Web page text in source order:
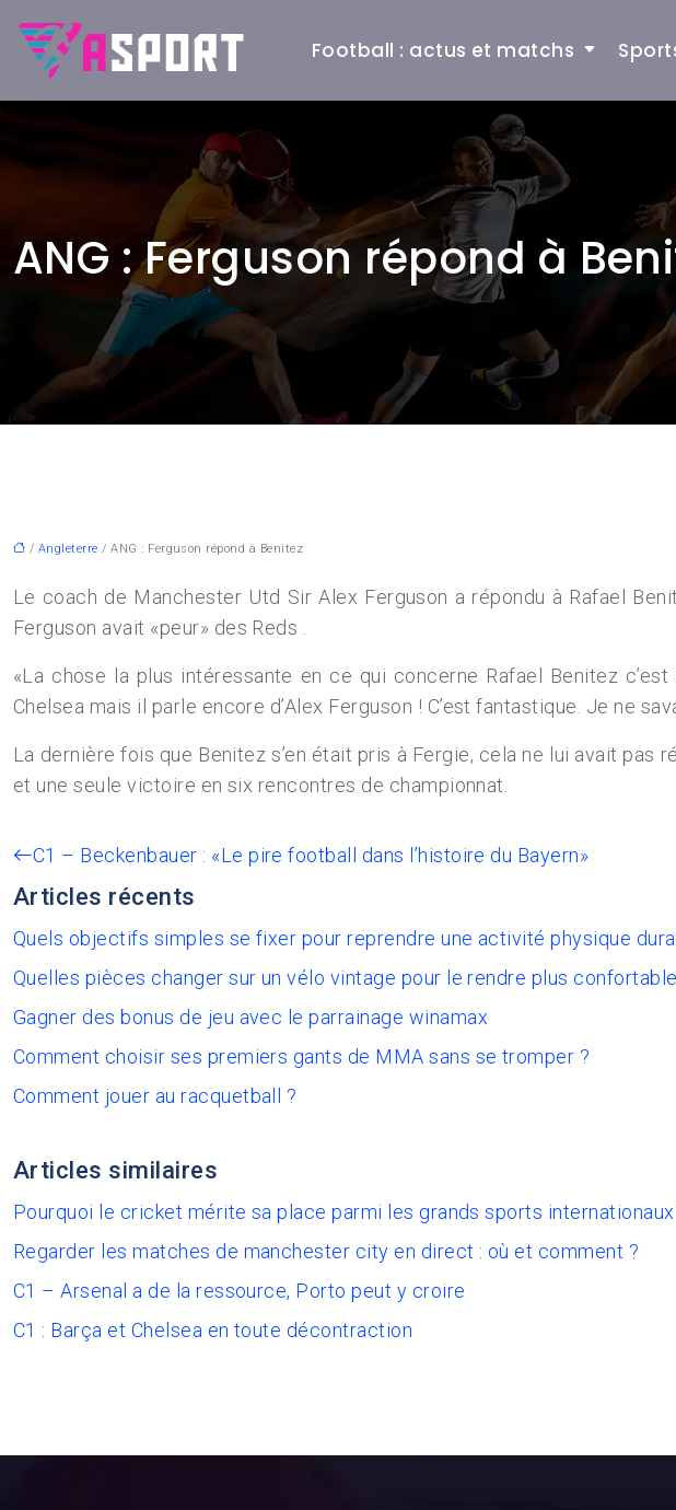
Football : actus et matchs
ANG : Ferguson répond à
/ Angleterre / ANG : Ferguson répond à Benitez
Le coach de Manchester Utd Sir Alex Ferguson a répondu à Rafael
Ferguson avait «peur» des Reds .
«La chose la plus intéressante en ce qui concerne Rafael Benitez
Chelsea mais il parle encore d’Alex Ferguson ! C’est fantastique. Je ne
La dernière fois que Benitez s’en était pris à Fergie, cela ne lui avait
et une seule victoire en six rencontres de championnat.
C1 – Beckenbauer : «Le pire football dans l’histoire du Bayern»
Articles récents
Quels objectifs simples se fixer pour reprendre une activité physique
Quelles pièces changer sur un vélo vintage pour le rendre plus
Gagner des bonus de jeu avec le parrainage winamax
Comment choisir ses premiers gants de MMA sans se tromper ?
Comment jouer au racquetball ?
Articles similaires
Pourquoi le cricket mérite sa place parmi les grands sports internationaux
Regarder les matches de manchester city en direct : où et comment ?
C1 – Arsenal a de la ressource, Porto peut y croire
C1 : Barça et Chelsea en toute décontraction